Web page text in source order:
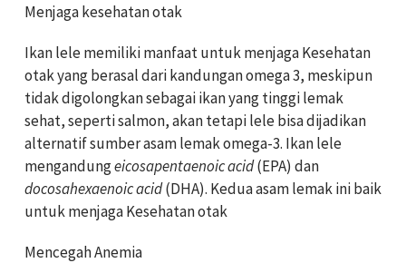
Menjaga kesehatan otak
Ikan lele memiliki manfaat untuk menjaga Kesehatan
otak yang berasal dari kandungan omega 3, meskipun
tidak digolongkan sebagai ikan yang tinggi lemak
sehat, seperti salmon, akan tetapi lele bisa dijadikan
alternatif sumber asam lemak omega-3. Ikan lele
mengandungeicosapentaenoic acid(EPA) dan
docosahexaenoic acid(DHA). Kedua asam lemak ini baik
untuk menjaga Kesehatan otak
Mencegah Anemia